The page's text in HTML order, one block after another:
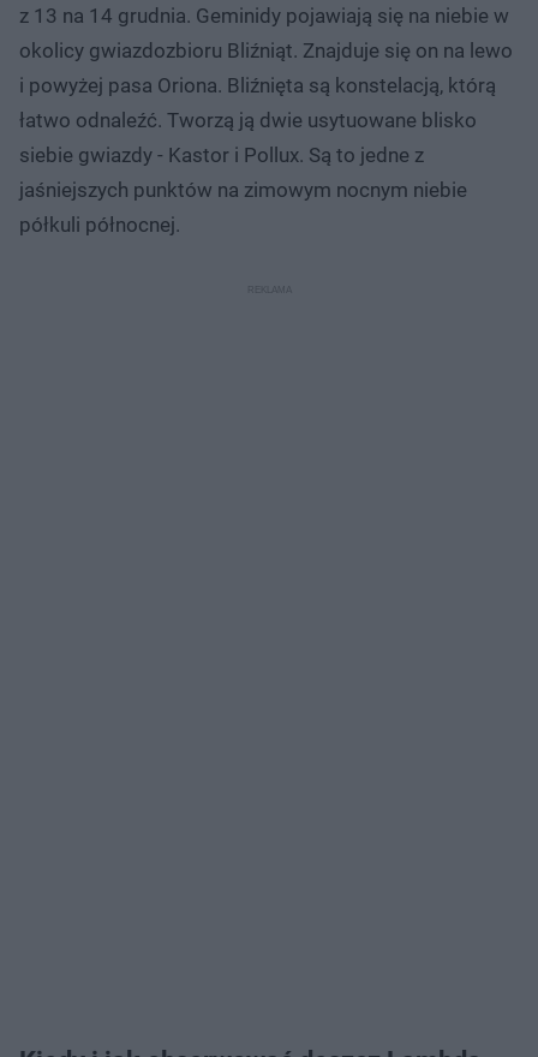
z 13 na 14 grudnia. Geminidy pojawiają się na niebie w
okolicy gwiazdozbioru Bliźniąt. Znajduje się on na lewo
i powyżej pasa Oriona. Bliźnięta są konstelacją, którą
łatwo odnaleźć. Tworzą ją dwie usytuowane blisko
siebie gwiazdy - Kastor i Pollux. Są to jedne z
jaśniejszych punktów na zimowym nocnym niebie
półkuli północnej.